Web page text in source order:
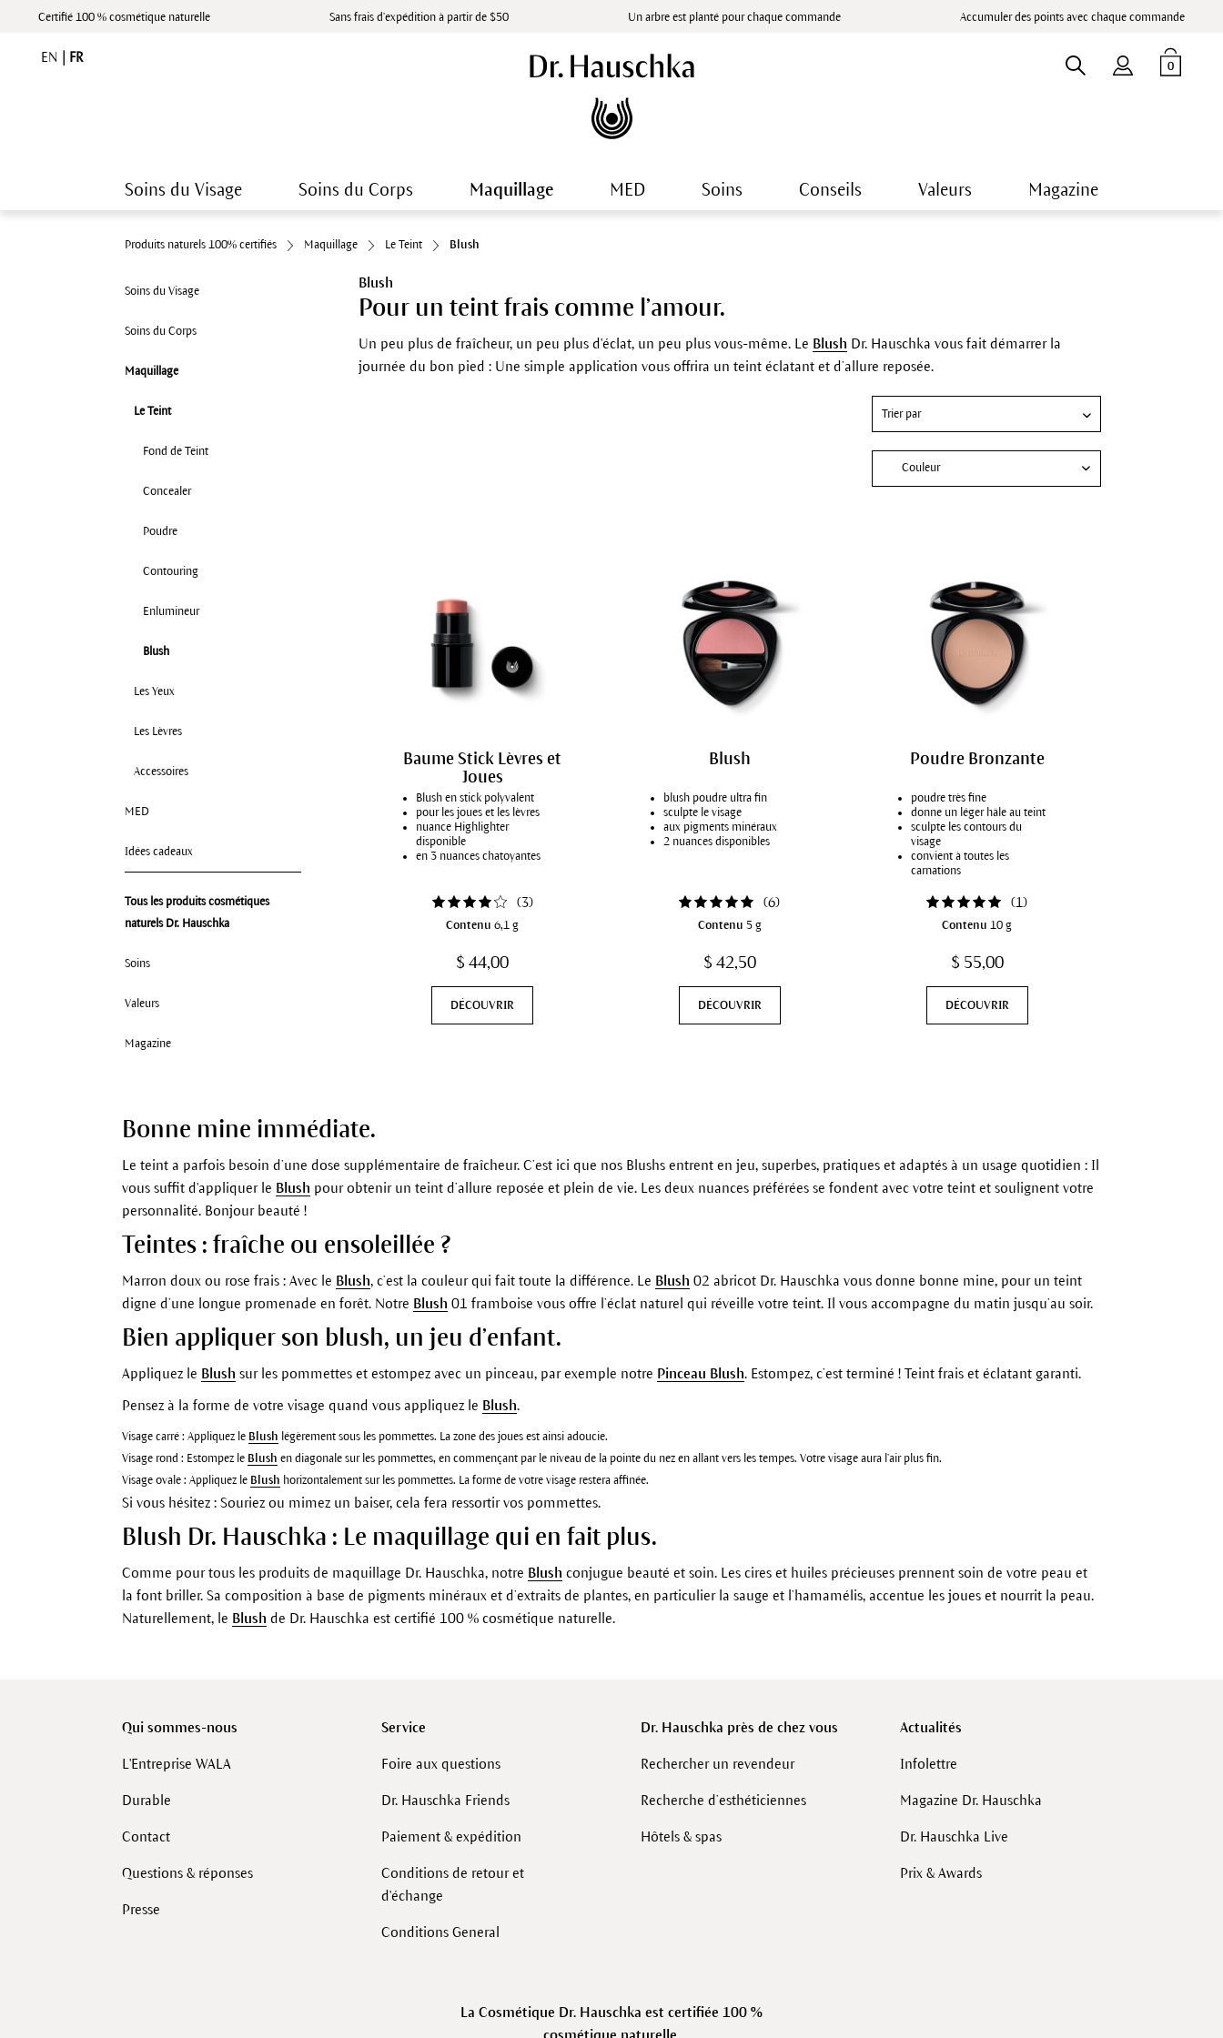
Certifié 100 % cosmétique naturelle Sans frais d’expédition à partir de $50 Un arbre est planté pour chaque commande Accumuler des points avec chaque commande
EN FR
0
Soins du Visage Soins du Corps Maquillage MED Soins Conseils Valeurs Magazine
Produits naturels 100% certifiés Maquillage Le Teint Blush
Soins du Visage
Soins du Corps
Maquillage
Le Teint
Fond de Teint
Concealer
Poudre
Contouring
Enlumineur
Blush
Les Yeux
Les Lèvres
Accessoires
MED
Idées cadeaux
Tous les produits cosmétiques
naturels Dr. Hauschka
Soins
Valeurs
Magazine
Blush
Pour un teint frais comme l’amour.
Un peu plus de fraîcheur, un peu plus d'éclat, un peu plus vous-même. Le Blush Dr. Hauschka vous fait démarrer la
journée du bon pied : Une simple application vous offrira un teint éclatant et d’allure reposée.
Couleur
Baume Stick Lèvres et
Joues
Blush en stick polyvalent
pour les joues et les lèvres
nuance Highlighter
disponible
en 3 nuances chatoyantes
(3)
Contenu6,1 g
$ 44,00
DÉCOUVRIR
Blush
blush poudre ultra fin
sculpte le visage
aux pigments minéraux
2 nuances disponibles
(6)
Contenu 5 g
$ 42,50
DÉCOUVRIR
Poudre Bronzante
poudre très fine
donne un léger hâle au teint
sculpte les contours du
visage
convient à toutes les
carnations
(1)
Contenu10 g
$ 55,00
DÉCOUVRIR
Bonne mine immédiate.
Le teint a parfois besoin d’une dose supplémentaire de fraîcheur. C’est ici que nos Blushs entrent en jeu, superbes, pratiques et adaptés à un usage quotidien : Il
vous suffit d'appliquer le Blush pour obtenir un teint d’allure reposée et plein de vie. Les deux nuances préférées se fondent avec votre teint et soulignent votre
personnalité. Bonjour beauté !
Teintes : fraîche ou ensoleillée ?
Marron doux ou rose frais : Avec le Blush, c’est la couleur qui fait toute la différence. Le Blush 02 abricot Dr. Hauschka vous donne bonne mine, pour un teint
digne d’une longue promenade en forêt. Notre Blush 01 framboise vous offre l’éclat naturel qui réveille votre teint. Il vous accompagne du matin jusqu’au soir.
Bien appliquer son blush, un jeu d’enfant.
Appliquez le Blush sur les pommettes et estompez avec un pinceau, par exemple notre Pinceau Blush. Estompez, c’est terminé ! Teint frais et éclatant garanti.
Pensez à la forme de votre visage quand vous appliquez le Blush.
Visage carré : Appliquez le Blush légèrement sous les pommettes. La zone des joues est ainsi adoucie.
Visage rond : Estompez le Blush en diagonale sur les pommettes, en commençant par le niveau de la pointe du nez en allant vers les tempes. Votre visage aura l’air plus fin.
Visage ovale : Appliquez le Blush horizontalement sur les pommettes. La forme de votre visage restera affinée.
Si vous hésitez : Souriez ou mimez un baiser, cela fera ressortir vos pommettes.
Blush Dr. Hauschka : Le maquillage qui en fait plus.
Comme pour tous les produits de maquillage Dr. Hauschka, notre Blush conjugue beauté et soin. Les cires et huiles précieuses prennent soin de votre peau et
la font briller. Sa composition à base de pigments minéraux et d’extraits de plantes, en particulier la sauge et l’hamamélis, accentue les joues et nourrit la peau.
Naturellement, le Blush de Dr. Hauschka est certifié 100 % cosmétique naturelle.
Qui sommes-nous
L'Entreprise WALA
Durable
Contact
Questions & réponses
Presse
Service
Foire aux questions
Dr. Hauschka Friends
Paiement & expédition
Conditions de retour et
d'échange
Conditions General
Dr. Hauschka près de chez vous
Rechercher un revendeur
Recherche d’esthéticiennes
Hôtels & spas
Actualités
Infolettre
Magazine Dr. Hauschka
Dr. Hauschka Live
Prix & Awards
La Cosmétique Dr. Hauschka est certifiée 100 %
cosmétique naturelle.